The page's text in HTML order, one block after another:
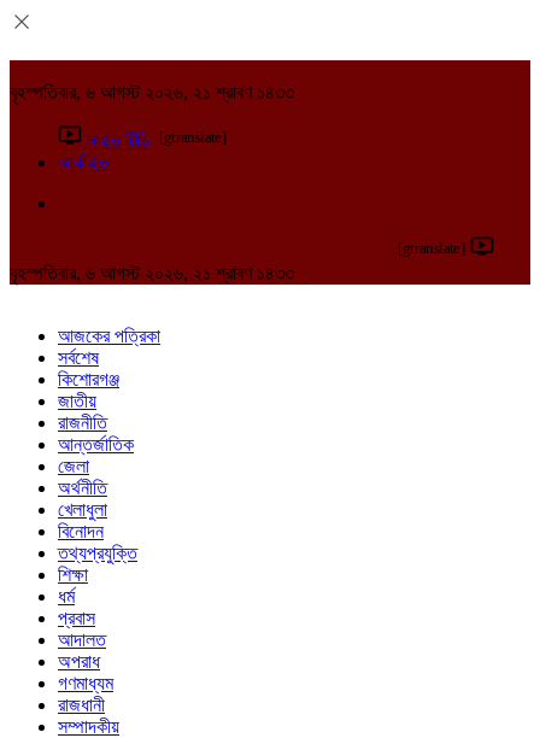
বৃহস্পতিবার, ৬ আগস্ট ২০২৬, ২১ শ্রাবণ ১৪৩৩
লাইভ টিভি [gtranslate]
আর্কাইভ
[gtranslate]
বৃহস্পতিবার, ৬ আগস্ট ২০২৬, ২১ শ্রাবণ ১৪৩৩
আজকের পত্রিকা
সর্বশেষ
কিশোরগঞ্জ
জাতীয়
রাজনীতি
আন্তর্জাতিক
জেলা
অর্থনীতি
খেলাধুলা
বিনোদন
তথ্যপ্রযুক্তি
শিক্ষা
ধর্ম
প্রবাস
আদালত
অপরাধ
গণমাধ্যম
রাজধানী
সম্পাদকীয়